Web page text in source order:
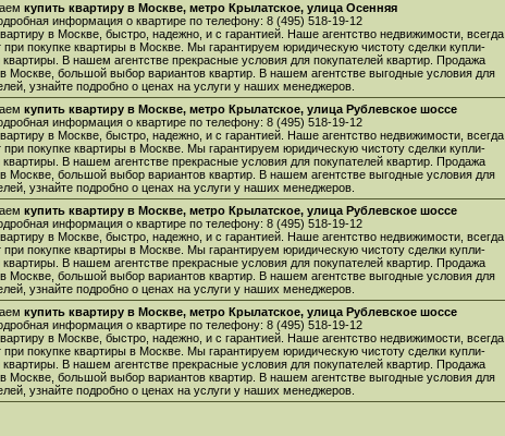
купить квартиру в Москве, метро Крылатское, улица Осенняя
информация о квартире по телефону: 8 (495) 518-19-12
в Москве, быстро, надежно, и с гарантией. Наше агентство недвижимости, всегда
покупке квартиры в Москве. Мы гарантируем юридическую чистоту сделки купли-
В нашем агентстве прекрасные условия для покупателей квартир. Продажа
в Москве, большой выбор вариантов квартир. В нашем агентстве выгодные условия для
узнайте подробно о ценах на услуги у наших менеджеров.
купить квартиру в Москве, метро Крылатское, улица Рублевское шоссе
информация о квартире по телефону: 8 (495) 518-19-12
в Москве, быстро, надежно, и с гарантией. Наше агентство недвижимости, всегда
покупке квартиры в Москве. Мы гарантируем юридическую чистоту сделки купли-
В нашем агентстве прекрасные условия для покупателей квартир. Продажа
в Москве, большой выбор вариантов квартир. В нашем агентстве выгодные условия для
узнайте подробно о ценах на услуги у наших менеджеров.
купить квартиру в Москве, метро Крылатское, улица Рублевское шоссе
информация о квартире по телефону: 8 (495) 518-19-12
в Москве, быстро, надежно, и с гарантией. Наше агентство недвижимости, всегда
покупке квартиры в Москве. Мы гарантируем юридическую чистоту сделки купли-
В нашем агентстве прекрасные условия для покупателей квартир. Продажа
в Москве, большой выбор вариантов квартир. В нашем агентстве выгодные условия для
узнайте подробно о ценах на услуги у наших менеджеров.
купить квартиру в Москве, метро Крылатское, улица Рублевское шоссе
информация о квартире по телефону: 8 (495) 518-19-12
в Москве, быстро, надежно, и с гарантией. Наше агентство недвижимости, всегда
покупке квартиры в Москве. Мы гарантируем юридическую чистоту сделки купли-
В нашем агентстве прекрасные условия для покупателей квартир. Продажа
в Москве, большой выбор вариантов квартир. В нашем агентстве выгодные условия для
узнайте подробно о ценах на услуги у наших менеджеров.